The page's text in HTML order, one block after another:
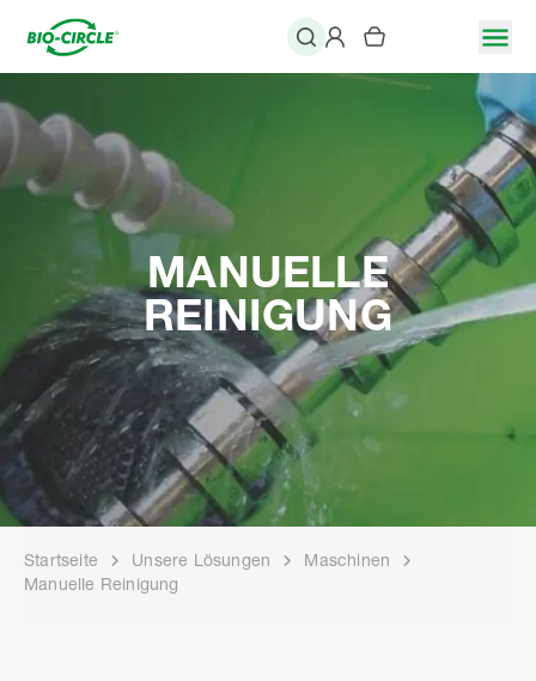
MANUELLE
REINIGUNG
Startseite Unsere Lösungen
Maschinen
Manuelle Reinigung